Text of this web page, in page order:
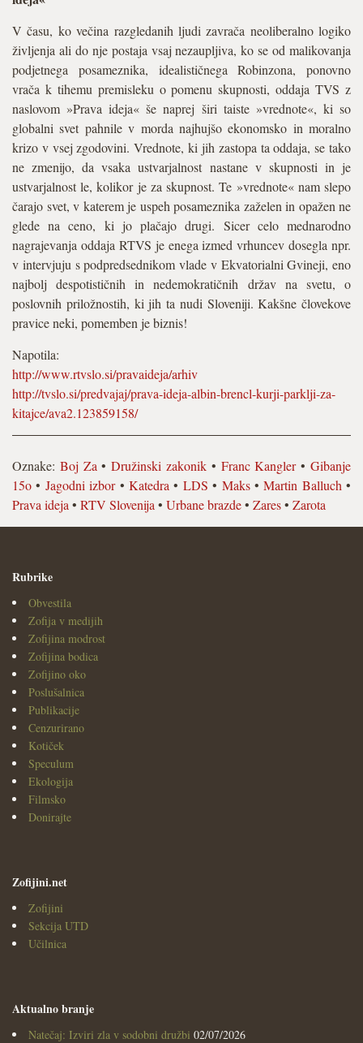
V času, ko večina razgledanih ljudi zavrača neoliberalno logiko
življenja ali do nje postaja vsaj nezaupljiva, ko se od malikovanja
podjetnega posameznika, idealističnega Robinzona, ponovno
vrača k tihemu premisleku o pomenu skupnosti, oddaja TVS z
naslovom »Prava ideja« še naprej širi taiste »vrednote«, ki so
globalni svet pahnile v morda najhujšo ekonomsko in moralno
krizo v vsej zgodovini. Vrednote, ki jih zastopa ta oddaja, se tako
ne zmenijo, da vsaka ustvarjalnost nastane v skupnosti in je
ustvarjalnost le, kolikor je za skupnost. Te »vrednote« nam slepo
čarajo svet, v katerem je uspeh posameznika zaželen in opažen ne
glede na ceno, ki jo plačajo drugi. Sicer celo mednarodno
nagrajevanja oddaja RTVS je enega izmed vrhuncev dosegla npr.
v intervjuju s podpredsednikom vlade v Ekvatorialni Gvineji, eno
najbolj despotističnih in nedemokratičnih držav na svetu, o
poslovnih priložnostih, ki jih ta nudi Sloveniji. Kakšne človekove
pravice neki, pomemben je biznis!
Napotila:
http://www.rtvslo.si/pravaideja/arhiv
http://tvslo.si/predvajaj/prava-ideja-albin-brencl-kurji-parklji-za-
kitajce/ava2.123859158/
Oznake: Boj Za •Družinski zakonik • Franc Kangler•Gibanje
15o • Jagodni izbor• Katedra • LDS • Maks•Martin Balluch •
Prava ideja • RTV Slovenija • Urbane brazde• Zares• Zarota
Rubrike
Obvestila
Zofija v medijih
Zofijina modrost
Zofijina bodica
Zofijino oko
Poslušalnica
Publikacije
Cenzurirano
Kotiček
Speculum
Ekologija
Filmsko
Donirajte
Zofijini.net
Zofijini
Sekcija UTD
Učilnica
Aktualno branje
Natečaj: Izviri zla v sodobni družbi 02/07/2026